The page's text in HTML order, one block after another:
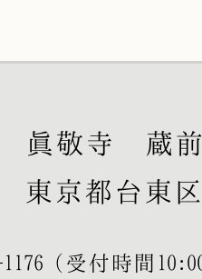
眞敬寺 蔵
東京都台東
（受付時間